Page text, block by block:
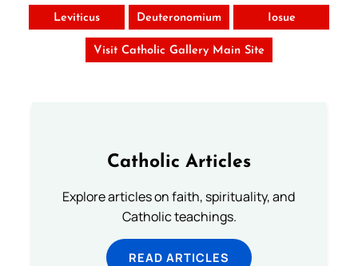
Leviticus Deuteronomium Iosue
Visit Catholic Gallery Main Site
Catholic Articles
Explore articles on faith, spirituality, and
Catholic teachings.
READ ARTICLES